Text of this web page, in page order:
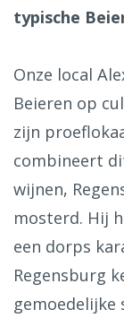
typische
Onze local
Beieren op
zijn
combineert
wijnen,
mosterd. Hij
een dorps
Regensburg
gemoedelijke